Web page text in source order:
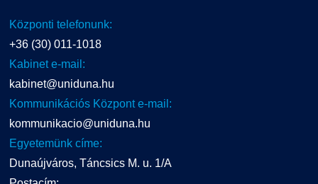
Központi telefonunk:
+36 (30) 011-1018
Kabinet e-mail:
kabinet@uniduna.hu
Kommunikációs Központ e-mail:
kommunikacio@uniduna.hu
Egyetemünk címe:
Dunaújváros, Táncsics M. u. 1/A